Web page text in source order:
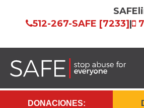
512-267-SAFE [7233]|
DONACIONES: